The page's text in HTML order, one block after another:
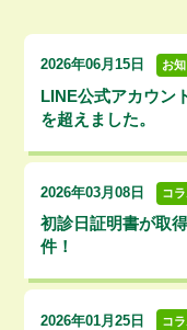
2026年06月15日 お
LINE公式アカウン
を超えました。
2026年03月08日 コ
初診日証明書が取
件！
2026年01月25日 コ